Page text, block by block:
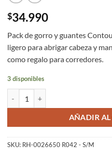
$34.990
Pack de gorro y guantes
ligero para abrigar cabeza y
como regalo para corredores.
3 disponibles
AÑADIR
SKU: RH-0026650 R042 - S/M